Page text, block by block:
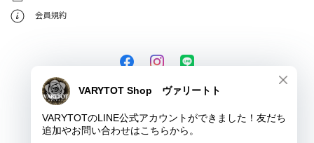
会員規約